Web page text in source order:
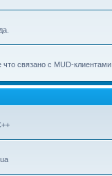
связано с MUD-клиентами.